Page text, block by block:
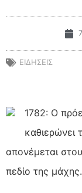
ΕΙΔΗΣΕΙΣ
1782: Ο
απονέμεται
πεδίο της μάχης.